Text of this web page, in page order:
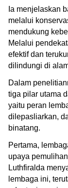
Ia menjelaskan
melalui
mendukung
Melalui
efektif dan
dilindungi di
Dalam
tiga pilar utama
yaitu peran
dilepasliarkan,
binatang.
Pertama,
upaya
Luthfiralda
lembaga ini,